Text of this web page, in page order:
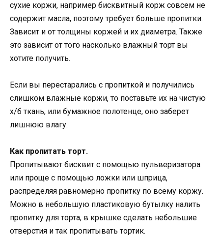
сухие коржи, например бисквитный корж совсем не
содержит масла, поэтому требует больше пропитки.
Зависит и от толщины коржей и их диаметра. Также
это зависит от того насколько влажный торт вы
хотите получить.
Если вы перестарались с пропиткой и получились
слишком влажные коржи, то поставьте их на чистую
х/б ткань, или бумажное полотенце, оно заберет
лишнюю влагу.
Как пропитать торт.
Пропитывают бисквит с помощью пульверизатора
или проще с помощью ложки или шприца,
распределяя равномерно пропитку по всему коржу.
Можно в небольшую пластиковую бутылку налить
пропитку для торта, в крышке сделать небольшие
отверстия и так пропитывать тортик.